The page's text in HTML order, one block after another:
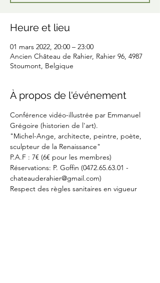
Heure et lieu
01 mars 2022, 20:00 – 23:00
Ancien Château de Rahier, Rahier 96, 4987
Stoumont, Belgique
À propos de l'événement
Conférence vidéo-illustrée par Emmanuel
Grégoire (historien de l'art).
"Michel-Ange, architecte, peintre, poète,
sculpteur de la Renaissance"
P.A.F : 7€ (6€ pour les membres)
Réservations: P. Goffin (0472.65.63.01 -
chateauderahier@gmail.com)
Respect des règles sanitaires en vigueur